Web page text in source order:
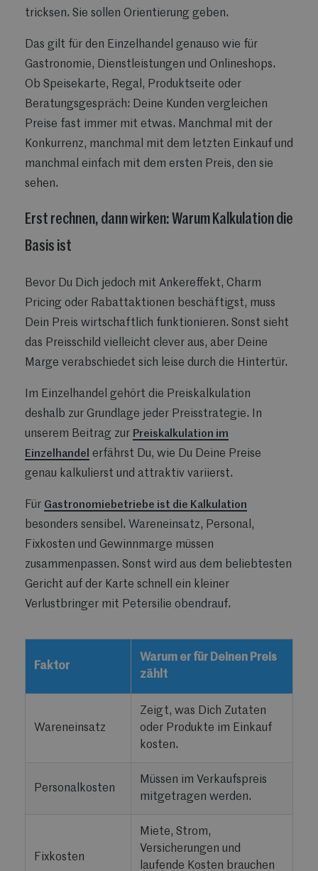
tricksen. Sie sollen Orientierung geben.
Das gilt für den Einzelhandel genauso wie für
Gastronomie, Dienstleistungen und Onlineshops.
Ob Speisekarte, Regal, Produktseite oder
Beratungsgespräch: Deine Kunden vergleichen
Preise fast immer mit etwas. Manchmal mit der
Konkurrenz, manchmal mit dem letzten Einkauf und
manchmal einfach mit dem ersten Preis, den sie
sehen.
Erst rechnen, dann wirken: Warum Kalkulation die
Basis ist
Bevor Du Dich jedoch mit Ankereffekt, Charm
Pricing oder Rabattaktionen beschäftigst, muss
Dein Preis wirtschaftlich funktionieren. Sonst sieht
das Preisschild vielleicht clever aus, aber Deine
Marge verabschiedet sich leise durch die Hintertür.
Im Einzelhandel gehört die Preiskalkulation
deshalb zur Grundlage jeder Preisstrategie. In
unserem Beitrag zur Preiskalkulation im
Einzelhandel erfährst Du, wie Du Deine Preise
genau kalkulierst und attraktiv variierst.
Für Gastronomiebetriebe ist die Kalkulation
besonders sensibel. Wareneinsatz, Personal,
Fixkosten und Gewinnmarge müssen
zusammenpassen. Sonst wird aus dem beliebtesten
Gericht auf der Karte schnell ein kleiner
Verlustbringer mit Petersilie obendrauf.
Faktor
Warum er für Deinen Preis
zählt
Wareneinsatz
Zeigt, was Dich Zutaten
oder Produkte im Einkauf
kosten.
Personalkosten
Müssen im Verkaufspreis
mitgetragen werden.
Fixkosten
Miete, Strom,
Versicherungen und
laufende Kosten brauchen